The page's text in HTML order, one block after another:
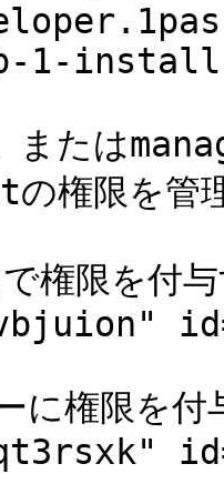
1-
または
権限を管
権限を付
に権限を